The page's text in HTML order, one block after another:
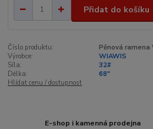
Přidat do košíku
Číslo produktu:
Pěnová
Výrobce:
WIAWIS
Síla:
32#
Délka:
68"
Hlídat cenu / dostupnost
E-shop i kamenná prodejna